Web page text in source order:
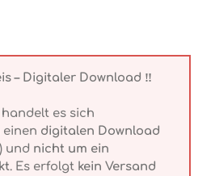
– Digitaler Download ‼️
es sich
einen digitalen Download
und nicht um ein
. Es erfolgt kein Versand